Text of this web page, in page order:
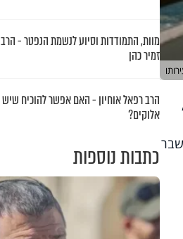
מוות, התמודדות וסיוע לנשמת הנפטר - הרב
זמיר כהן
הרב רפאל אוחיון - האם אפשר להוכיח שיש
אלוקים?
כתבות נוספות